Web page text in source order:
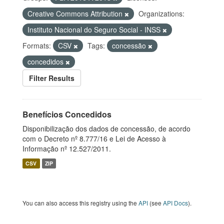
Creative Commons Attribution
Organizations:
Instituto Nacional do Seguro Social - INSS
Formats:
CSV Tags:
concessão
concedidos
Filter Results
Benefícios Concedidos
Disponibilização dos dados de concessão, de acordo
com o Decreto nº 8.777/16 e Lei de Acesso à
Informação nº 12.527/2011.
CSV ZIP
You can also access this registry using the API (see API Docs).